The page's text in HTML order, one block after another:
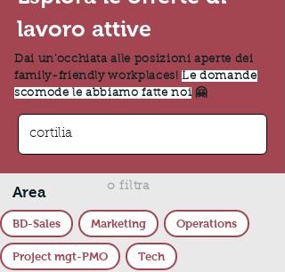
lavoro attive
Dai un'occhiata alle posizioni aperte dei
family-friendly workplaces!Le domande
scomode le abbiamo fatte noi 🤗
Area o filtra
BD-Sales Marketing Operations
Project mgt-PMO Tech